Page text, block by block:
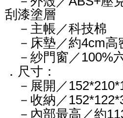
刮漆塗層
－主帳／科技棉
－床墊／約4cm高
－紗門窗／100%
．尺寸：
－展開／
－收納／
－內部最高／約